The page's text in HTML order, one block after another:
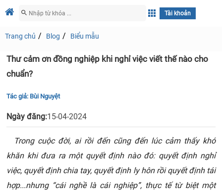
Tài khoản
Trang chủ Blog Biểu mẫu
Thư cảm ơn đồng nghiệp khi nghỉ việc viết thế nào cho
chuẩn?
Tác giả: Bùi Nguyệt
Ngày đăng:15-04-2024
Trong cuộc đời, ai rồi đến cũng đến lúc cảm thấy khó
khăn khi đưa ra một quyết định nào đó: quyết định nghỉ
việc, quyết định chia tay, quyết định ly hôn rồi quyết định tái
hợp...nhưng “cái nghề là cái nghiệp”, thực tế từ biệt một